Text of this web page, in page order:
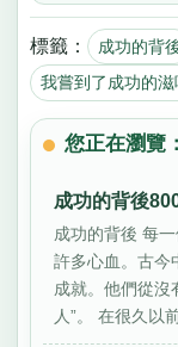
標籤： 成功的背
我嘗到了成功的滋
您正在瀏覽
成功的背後
成功的背後 每
許多心血。古今
成就。他們從沒
人”。 在很久以